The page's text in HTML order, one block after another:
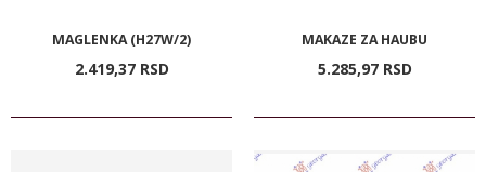
MAGLENKA (H27W/2)
2.419,37 RSD
MAKAZE ZA HAUBU
5.285,97 RSD